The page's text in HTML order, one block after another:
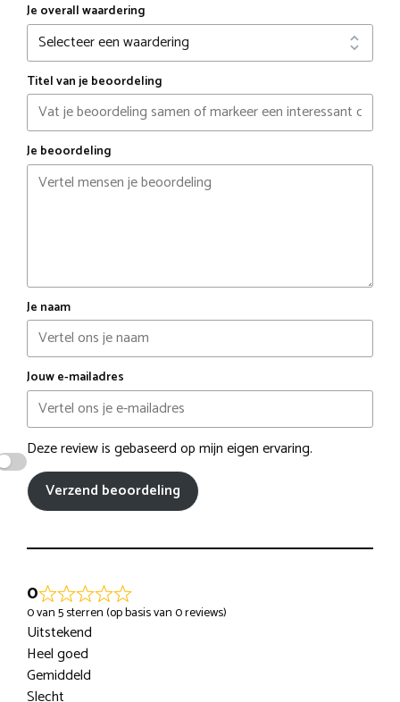
Je overall waardering
Titel van je beoordeling
Je beoordeling
Je naam
Jouw e-mailadres
Deze review is gebaseerd op mijn eigen ervaring.
Verzend beoordeling
0
0 van 5 sterren (op basis van 0 reviews)
Uitstekend
Heel goed
Gemiddeld
Slecht